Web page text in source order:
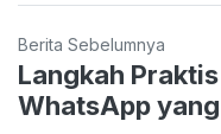
Berita Sebelumnya
Langkah
WhatsApp